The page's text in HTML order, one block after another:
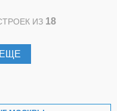
ИЗ 18